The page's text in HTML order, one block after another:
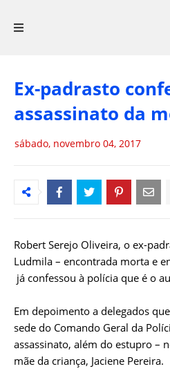
Ex-padrasto
assassinato da
sábado, novembro 04, 2017
Robert Serejo Oliveira, o ex-
Ludmila – encontrada morta e
já confessou à polícia que é o
Em depoimento a delegados
sede do Comando Geral da
assassinato, além do estupro –
mãe da criança, Jaciene Pereira.